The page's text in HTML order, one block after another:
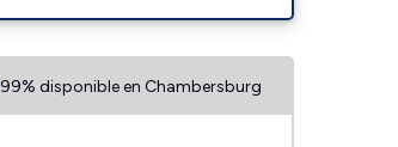
99% disponible en Chambersburg